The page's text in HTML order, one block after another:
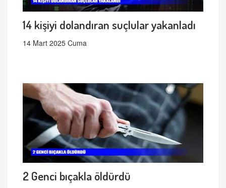
14 kişiyi dolandıran suçlular yakanladı
14 Mart 2025 Cuma
2 Genci bıçakla öldürdü